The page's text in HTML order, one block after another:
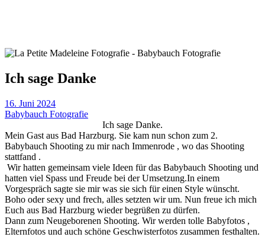
Ich sage Danke
16. Juni 2024
Babybauch Fotografie
Ich sage Danke.
Mein Gast aus Bad Harzburg. Sie kam nun schon zum 2.
Babybauch Shooting zu mir nach Immenrode , wo das Shooting
stattfand .
Wir hatten gemeinsam viele Ideen für das Babybauch Shooting und
hatten viel Spass und Freude bei der Umsetzung.In einem
Vorgespräch sagte sie mir was sie sich für einen Style wünscht.
Boho oder sexy und frech, alles setzten wir um. Nun freue ich mich
Euch aus Bad Harzburg wieder begrüßen zu dürfen.
Dann zum Neugeborenen Shooting. Wir werden tolle Babyfotos ,
Elternfotos und auch schöne Geschwisterfotos zusammen festhalten.